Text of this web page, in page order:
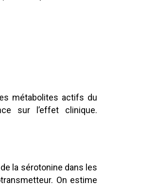
métabolites actifs du
sur l’effet clinique.
la sérotonine dans les
On estime